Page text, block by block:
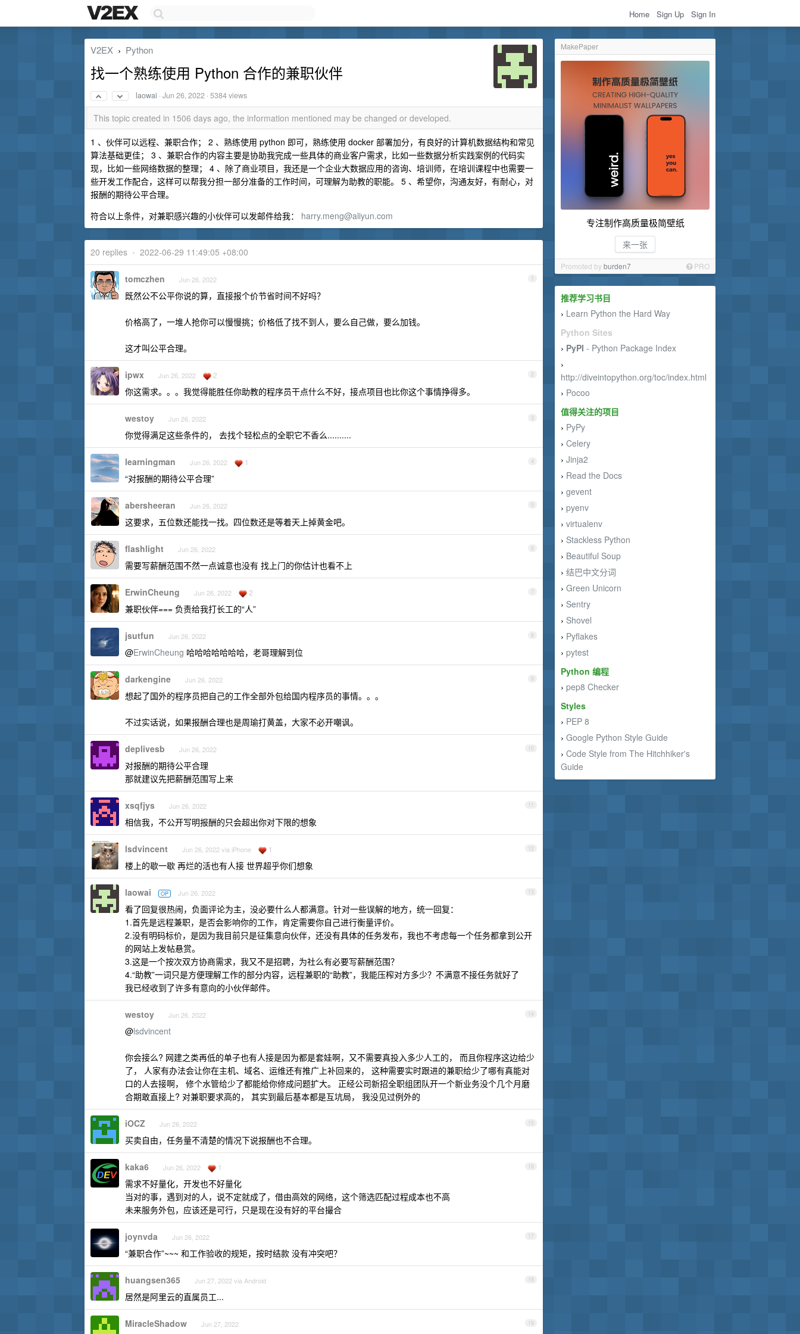
Home Sign Up Sign In
MakePaper
专注制作高质量极简壁纸
来一张
Promoted byburden7 PRO
推荐学习书目
› Learn Python the Hard Way
Python Sites
› PyPI - Python Package Index
›
http://diveintopython.org/toc/index.html
› Pocoo
值得关注的项目
› PyPy
› Celery
› Jinja2
› Read the Docs
› gevent
› pyenv
› virtualenv
› Stackless Python
› Beautiful Soup
› 结巴中文分词
› Green Unicorn
› Sentry
› Shovel
› Pyflakes
› pytest
Python 编程
› pep8 Checker
Styles
› PEP 8
› Google Python Style Guide
› Code Style from The Hitchhiker's
Guide
V2EX › Python
找一个熟练使用 Python 合作的兼职伙伴
laowai ·Jun 26, 2022 · 5384 views
This topic created in 1506 days ago, the information mentioned may be changed or developed.
1 、伙伴可以远程、兼职合作； 2 、熟练使用 python 即可，熟练使用 docker 部署加分，有良好的计算机数据结构和常见
算法基础更佳； 3 、兼职合作的内容主要是协助我完成一些具体的商业客户需求，比如一些数据分析实践案例的代码实
现，比如一些网络数据的整理； 4 、除了商业项目，我还是一个企业大数据应用的咨询、培训师，在培训课程中也需要一
些开发工作配合，这样可以帮我分担一部分准备的工作时间，可理解为助教的职能。 5 、希望你，沟通友好，有耐心，对
报酬的期待公平合理。
符合以上条件，对兼职感兴趣的小伙伴可以发邮件给我： harry.meng@aliyun.com
20 replies • 2022-06-29 11:49:05 +08:00
1
tomczhen Jun 26, 2022
既然公不公平你说的算，直接报个价节省时间不好吗？
价格高了，一堆人抢你可以慢慢挑；价格低了找不到人，要么自己做，要么加钱。
这才叫公平合理。
2
ipwx Jun 26, 2022 2
你这需求。。。我觉得能胜任你助教的程序员干点什么不好，接点项目也比你这个事情挣得多。
3
westoy Jun 26, 2022
你觉得满足这些条件的， 去找个轻松点的全职它不香么..........
4
learningman Jun 26, 2022 1
“对报酬的期待公平合理”
5
abersheeran Jun 26, 2022
这要求，五位数还能找一找。四位数还是等着天上掉黄金吧。
6
flashlight Jun 26, 2022
需要写薪酬范围不然一点诚意也没有 找上门的你估计也看不上
7
ErwinCheung Jun 26, 2022 2
兼职伙伴=== 负责给我打长工的“人”
8
jsutfun Jun 26, 2022
@ErwinCheung 哈哈哈哈哈哈哈，老哥理解到位
9
darkengine Jun 26, 2022
想起了国外的程序员把自己的工作全部外包给国内程序员的事情。。。
不过实话说，如果报酬合理也是周瑜打黄盖，大家不必开嘲讽。
10
deplivesb Jun 26, 2022
对报酬的期待公平合理
那就建议先把薪酬范围写上来
11
xsqfjys Jun 26, 2022
相信我，不公开写明报酬的只会超出你对下限的想象
12
lsdvincent Jun 26, 2022 via iPhone 1
楼上的歇一歇 再烂的活也有人接 世界超乎你们想象
13
laowai OP Jun 26, 2022
看了回复很热闹，负面评论为主，没必要什么人都满意。针对一些误解的地方，统一回复：
1.首先是远程兼职，是否会影响你的工作，肯定需要你自己进行衡量评价。
2.没有明码标价，是因为我目前只是征集意向伙伴，还没有具体的任务发布，我也不考虑每一个任务都拿到公开
的网站上发帖悬赏。
3.这是一个按次双方协商需求，我又不是招聘，为社么有必要写薪酬范围？
4.“助教”一词只是方便理解工作的部分内容，远程兼职的“助教”，我能压榨对方多少？不满意不接任务就好了
我已经收到了许多有意向的小伙伴邮件。
14
westoy Jun 26, 2022
@lsdvincent
你会接么? 网建之类再低的单子也有人接是因为都是套娃啊，又不需要真投入多少人工的， 而且你程序这边给少
了， 人家有办法会让你在主机、域名、运维还有推广上补回来的， 这种需要实时跟进的兼职给少了哪有真能对
口的人去接啊， 修个水管给少了都能给你修成问题扩大。 正经公司新招全职组团队开一个新业务没个几个月磨
合期敢直接上? 对兼职要求高的， 其实到最后基本都是互坑局， 我没见过例外的
15
iOCZ Jun 26, 2022
买卖自由，任务量不清楚的情况下说报酬也不合理。
16
kaka6 Jun 26, 2022 1
需求不好量化，开发也不好量化
当对的事，遇到对的人，说不定就成了，借由高效的网络，这个筛选匹配过程成本也不高
未来服务外包，应该还是可行，只是现在没有好的平台撮合
17
joynvda Jun 26, 2022
“兼职合作”~~~ 和工作验收的规矩，按时结款 没有冲突吧？
18
huangsen365 Jun 27, 2022 via Android
居然是阿里云的直属员工...
19
MiracleShadow Jun 27, 2022